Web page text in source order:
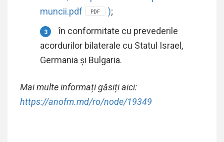
muncii.pdf
PDF );
în conformitate cu prevederile
acordurilor bilaterale cu Statul Israel,
Germania și Bulgaria.
Mai multe informați găsiți aici:
https://anofm.md/ro/node/19349